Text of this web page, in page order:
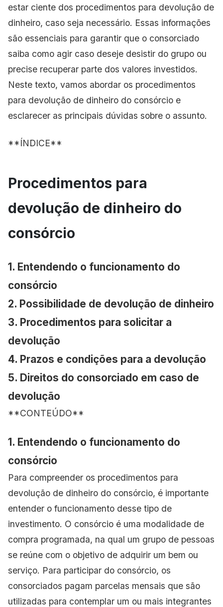
estar ciente dos procedimentos para devolução de
dinheiro, caso seja necessário. Essas informações
são essenciais para garantir que o consorciado
saiba como agir caso deseje desistir do grupo ou
precise recuperar parte dos valores investidos.
Neste texto, vamos abordar os procedimentos
para devolução de dinheiro do consórcio e
esclarecer as principais dúvidas sobre o assunto.
**ÍNDICE**
Procedimentos para
devolução de dinheiro do
consórcio
1. Entendendo o funcionamento do
consórcio
2. Possibilidade de devolução de dinheiro
3. Procedimentos para solicitar a
devolução
4. Prazos e condições para a devolução
5. Direitos do consorciado em caso de
devolução
**CONTEÚDO**
1. Entendendo o funcionamento do
consórcio
Para compreender os procedimentos para
devolução de dinheiro do consórcio, é importante
entender o funcionamento desse tipo de
investimento. O consórcio é uma modalidade de
compra programada, na qual um grupo de pessoas
se reúne com o objetivo de adquirir um bem ou
serviço. Para participar do consórcio, os
consorciados pagam parcelas mensais que são
utilizadas para contemplar um ou mais integrantes